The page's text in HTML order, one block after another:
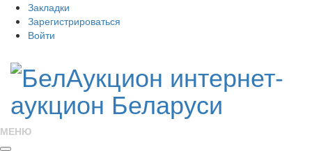
Закладки
Зарегистрироваться
Войти
МЕНЮ